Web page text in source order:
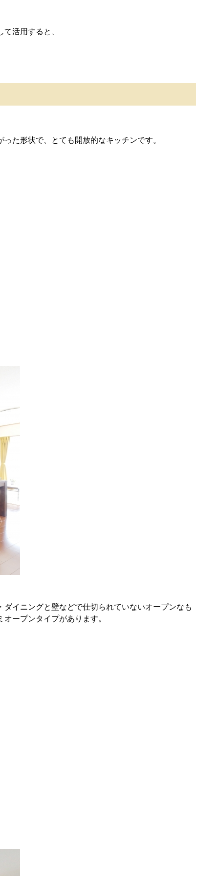
活用すると、
た形状で、とても開放的なキッチンです。
イニングと壁などで仕切られていないオープンなも
ープンタイプがあります。